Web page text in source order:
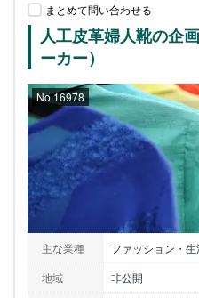
まとめて問い合わせる
人工皮革婦人靴の企
ーカー）
No.16978
主な業種
ファッション・
地域
非公開